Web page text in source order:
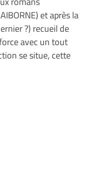
et après la
?) recueil de
avec un tout
se situe, cette